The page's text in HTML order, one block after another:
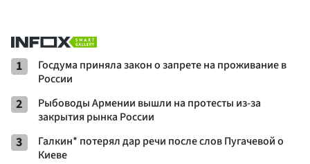
1
Госдума приняла закон о запрете на проживание в
России
2
Рыбоводы Армении вышли на протесты из-за
закрытия рынка России
3
Галкин* потерял дар речи после слов Пугачевой о
Киеве